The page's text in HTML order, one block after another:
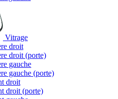
Vitrage
droit
droit (porte)
gauche
gauche (porte)
droit
droit (porte)